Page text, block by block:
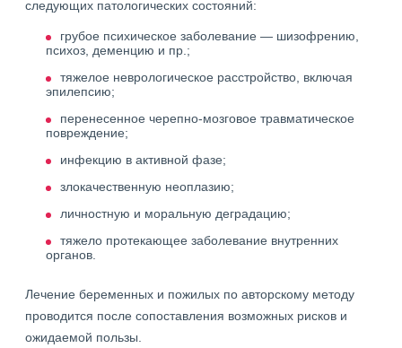
следующих патологических состояний:
грубое психическое заболевание — шизофрению,
психоз, деменцию и пр.;
тяжелое неврологическое расстройство, включая
эпилепсию;
перенесенное черепно-мозговое травматическое
повреждение;
инфекцию в активной фазе;
злокачественную неоплазию;
личностную и моральную деградацию;
тяжело протекающее заболевание внутренних
органов.
Лечение беременных и пожилых по авторскому методу
проводится после сопоставления возможных рисков и
ожидаемой пользы.